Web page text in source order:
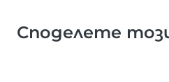
Споделете